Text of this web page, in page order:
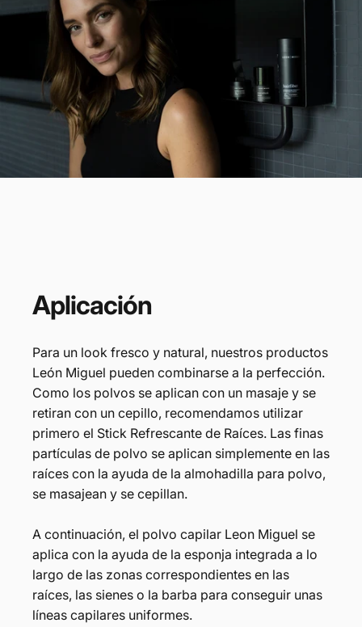
Aplicación
Para un look fresco y natural, nuestros productos
León Miguel pueden combinarse a la perfección.
Como los polvos se aplican con un masaje y se
retiran con un cepillo, recomendamos utilizar
primero el Stick Refrescante de Raíces. Las finas
partículas de polvo se aplican simplemente en las
raíces con la ayuda de la almohadilla para polvo,
se masajean y se cepillan.
A continuación, el polvo capilar Leon Miguel se
aplica con la ayuda de la esponja integrada a lo
largo de las zonas correspondientes en las
raíces, las sienes o la barba para conseguir unas
líneas capilares uniformes.